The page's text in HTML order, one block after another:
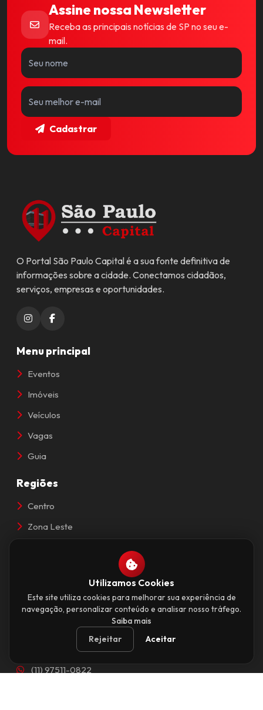
Assine nossa Newsletter
Receba as principais notícias de SP no seu e-
mail.
Cadastrar
O Portal São Paulo Capital é a sua fonte definitiva de
informações sobre a cidade. Conectamos cidadãos,
serviços, empresas e oportunidades.
Menu principal
Eventos
Imóveis
Veículos
Vagas
Guia
Regiões
Centro
Zona Leste
Contato
Av. Paulista, 777 - Bela Vista
São Paulo, SP - 01311-914
(11) 97511-0822
Utilizamos Cookies
Este site utiliza cookies para melhorar sua experiência de
navegação, personalizar conteúdo e analisar nosso tráfego.
Saiba mais
Rejeitar
Aceitar